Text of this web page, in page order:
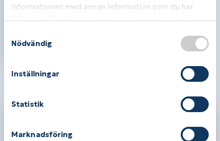
informationen med annan information som du har
tillhandahållit eller som de har samlat in när du har
Nödvändig
Inställningar
Statistik
Marknadsföring
Klaveness Naturform